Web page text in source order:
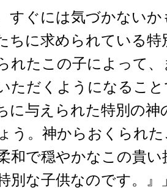
すぐには気づかないか
ちに求められている
れたこの子によって
ただくようになるこ
に与えられた特別の神
う。神からおくられ
和で穏やかなこの貴
別な子供なのです。』